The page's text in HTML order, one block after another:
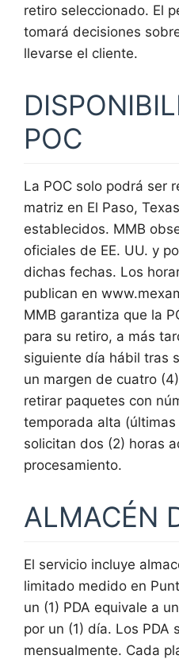
retiro seleccionado. El
tomará decisiones
llevarse el cliente.
POC
La POC solo podrá ser
matriz en El Paso,
establecidos. MMB
oficiales de EE. UU. y
dichas fechas. Los
publican en
MMB garantiza que la
para su retiro, a más
siguiente día hábil tras
un margen de cuatro
retirar paquetes con
temporada alta
solicitan dos (2) horas
procesamiento.
ALMACÉN
El servicio incluye
limitado medido en
un (1) PDA equivale a
por un (1) día. Los PDA
mensualmente. Cada